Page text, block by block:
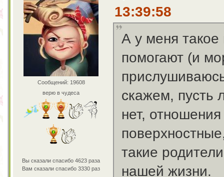
Сообщений: 19608
верю в чудеса
Вы сказали спасибо 4623 раза
Вам сказали спасибо 3330 раз
13:39:58
А у меня такое
помогают (и
скажем, пусть
нет,
такие
нашей жизни.